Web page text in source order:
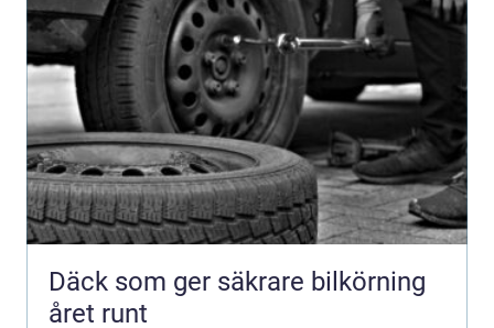
Däck som ger säkrare bilkörning
året runt